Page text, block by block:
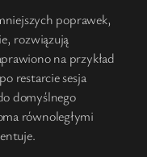
poprawek,
rozwiązują
na przykład
restarcie sesja
domyślnego
równoległymi